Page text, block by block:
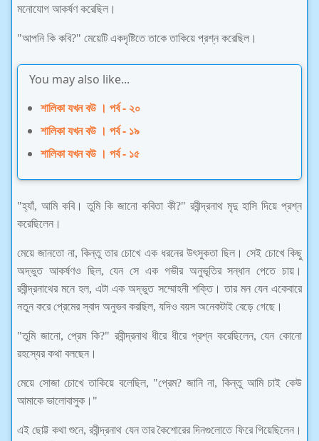
মনোযোগ আকর্ষণ করেছিল।
"আপনি কি কবি?" মেয়েটি একদৃষ্টিতে তাকে তাকিয়ে প্রশ্ন করেছিল।
You may also like...
শালিকা যখন বউ । পর্ব - ২০
শালিকা যখন বউ । পর্ব - ১৯
শালিকা যখন বউ । পর্ব - ১৫
"হ্যাঁ, আমি কবি। তুমি কি জানো কবিতা কী?" রবীন্দ্রনাথ মৃদু হাসি দিয়ে প্রশ্ন
করেছিলেন।
মেয়ে জানতো না, কিন্তু তার চোখে এক ধরনের উৎসুকতা ছিল। সেই চোখে কিছু
অদ্ভুত আকর্ষণও ছিল, যেন সে এক গভীর অনুভূতির সন্ধান পেতে চায়।
রবীন্দ্রনাথের মনে হল, এটা এক অদ্ভুত সম্মোহনী শক্তি। তার মন যেন একেবারে
নতুন করে প্রেমের স্বাদ অনুভব করছিল, যদিও বয়স অনেকটাই বেড়ে গেছে।
"তুমি জানো, প্রেম কি?" রবীন্দ্রনাথ ধীরে ধীরে প্রশ্ন করেছিলেন, যেন কোনো
রহস্যের কথা বলছেন।
মেয়ে সোজা চোখে তাকিয়ে বলেছিল, "প্রেম? জানি না, কিন্তু আমি চাই কেউ
আমাকে ভালোবাসুক।"
এই ছোট্ট কথা শুনে, রবীন্দ্রনাথ যেন তার কৈশোরের দিনগুলোতে ফিরে গিয়েছিলেন।